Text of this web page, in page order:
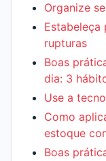
Organize
rupturas
Boas
dia: 3
Use a
Como
estoque
Boas